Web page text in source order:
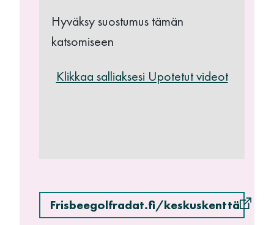
Hyväksy suostumus tämän
katsomiseen
Klikkaa salliaksesi Upotetut videot
Frisbeegolfradat.fi/keskuskenttä